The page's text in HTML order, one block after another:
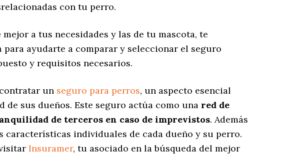
con tu perro.
mejor a tus necesidades y las de tu mascota, te
para ayudarte a comparar y seleccionar el seguro
y requisitos necesarios.
un seguro para perros, un aspecto esencial
de sus dueños. Este seguro actúa como una red de
de terceros en caso de imprevistos. Además
características individuales de cada dueño y su perro.
Insuramer, tu asociado en la búsqueda del mejor